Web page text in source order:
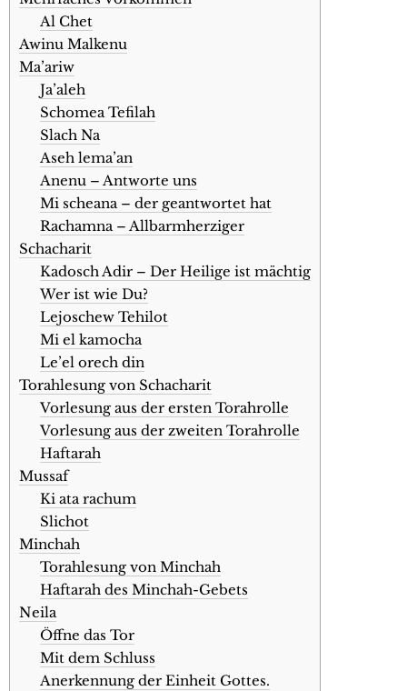
Al Chet
Awinu Malkenu
Ma’ariw
Ja’aleh
Schomea Tefilah
Slach Na
Aseh lema’an
Anenu – Antworte uns
Mi scheana – der geantwortet hat
Rachamna – Allbarmherziger
Schacharit
Kadosch Adir – Der Heilige ist mächtig
Wer ist wie Du?
Lejoschew Tehilot
Mi el kamocha
Le’el orech din
Torahlesung von Schacharit
Vorlesung aus der ersten Torahrolle
Vorlesung aus der zweiten Torahrolle
Haftarah
Mussaf
Ki ata rachum
Slichot
Minchah
Torahlesung von Minchah
Haftarah des Minchah-Gebets
Neila
Öffne das Tor
Mit dem Schluss
Anerkennung der Einheit Gottes.